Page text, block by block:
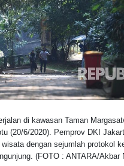
di kawasan Taman
(20/6/2020). Pemprov DKI
dengan sejumlah protokol
(FOTO : ANTARA/Akbar